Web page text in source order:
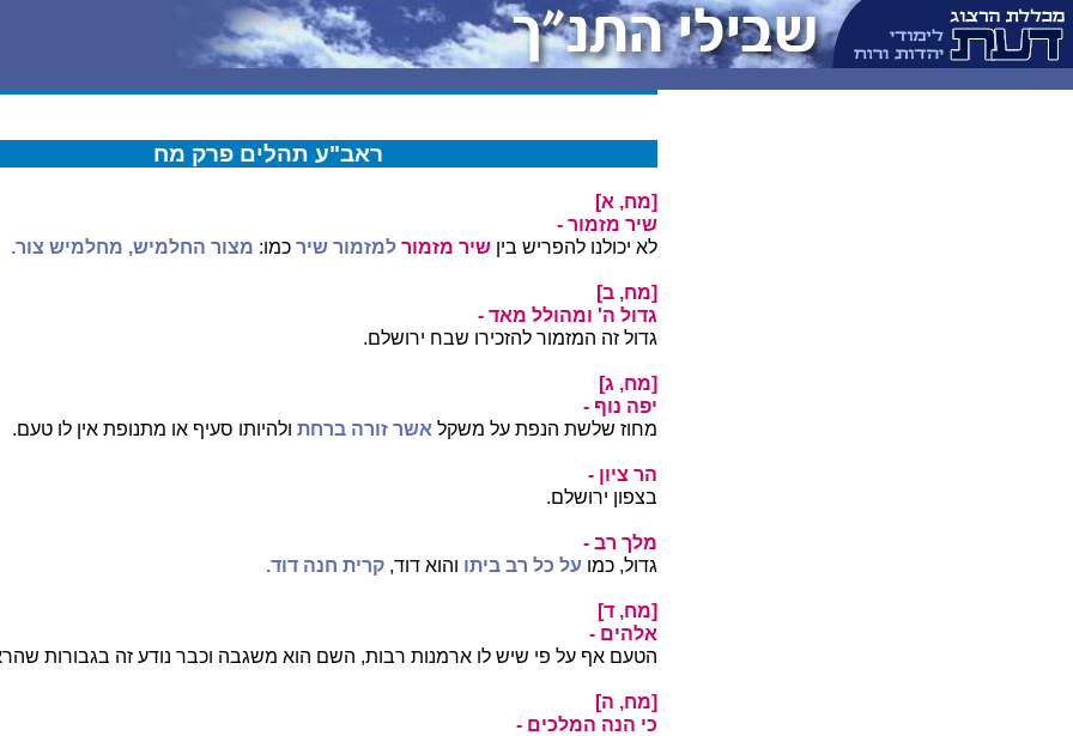
ראב"ע תהלים פרק מח
[מח, א]
שיר מזמור -
לא יכולנו להפריש בין שיר מזמור למזמור שיר כמו: מצור החלמיש, מחלמיש צור.
[מח, ב]
גדול ה' ומהולל מאד -
גדול זה המזמור להזכירו שבח ירושלם.
[מח, ג]
יפה נוף -
מחוז שלשת הנפת על משקל אשר זורה ברחת ולהיותו סעיף או מתנופת אין לו טעם.
הר ציון -
בצפון ירושלם.
מלך רב -
גדול, כמו על כל רב ביתו והוא דוד, קרית חנה דוד.
[מח, ד]
אלהים -
הטעם אף על פי שיש לו ארמנות רבות, השם הוא משגבה וכבר נודע זה בגבורות
[מח, ה]
כי הנה המלכים -